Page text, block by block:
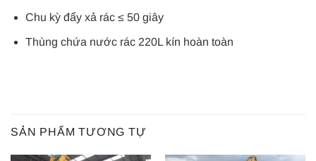
Chu kỳ đẩy xả rác ≤ 50 giây
Thùng chứa nước rác 220L kín hoàn toàn
SẢN PHẨM TƯƠNG TỰ